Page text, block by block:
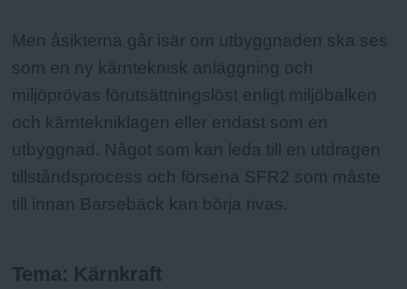
Men åsikterna går isär om utbyggnaden ska ses
som en ny kärnteknisk anläggning och
miljöprövas förutsättningslöst enligt miljöbalken
och kärntekniklagen eller endast som en
utbyggnad. Något som kan leda till en utdragen
tillståndsprocess och försena SFR2 som måste
till innan Barsebäck kan börja rivas.
Tema: Kärnkraft